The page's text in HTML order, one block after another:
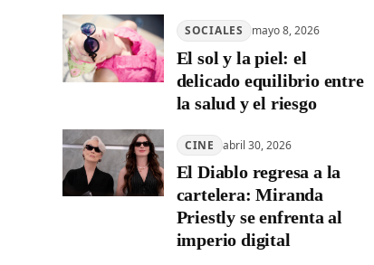
SOCIALES mayo 8, 2026
El sol y la piel: el
delicado equilibrio entre
la salud y el riesgo
CINE abril 30, 2026
El Diablo regresa a la
cartelera: Miranda
Priestly se enfrenta al
imperio digital